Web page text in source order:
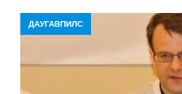
ДАУГАВПИЛС